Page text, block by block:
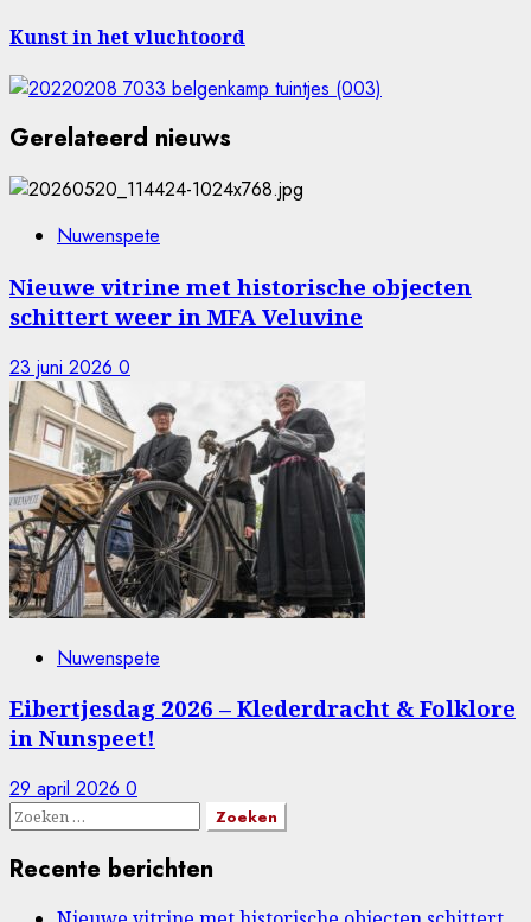
Kunst in het vluchtoord
Gerelateerd nieuws
Nuwenspete
Nieuwe vitrine met historische objecten
schittert weer in MFA Veluvine
23 juni 2026 0
Nuwenspete
Eibertjesdag 2026 – Klederdracht & Folklore
in Nunspeet!
29 april 2026 0
Zoeken
Recente berichten